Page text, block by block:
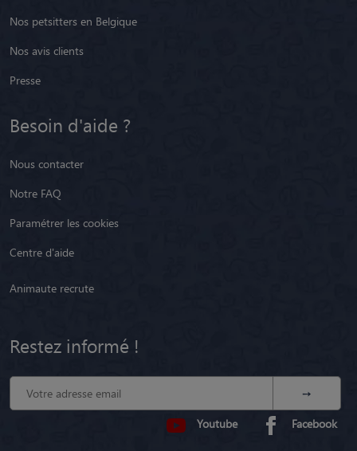
Nos petsitters en Belgique
Nos avis clients
Presse
Besoin d'aide ?
Nous contacter
Notre FAQ
Paramétrer les cookies
Centre d'aide
Animaute recrute
Restez informé !
Youtube Facebook